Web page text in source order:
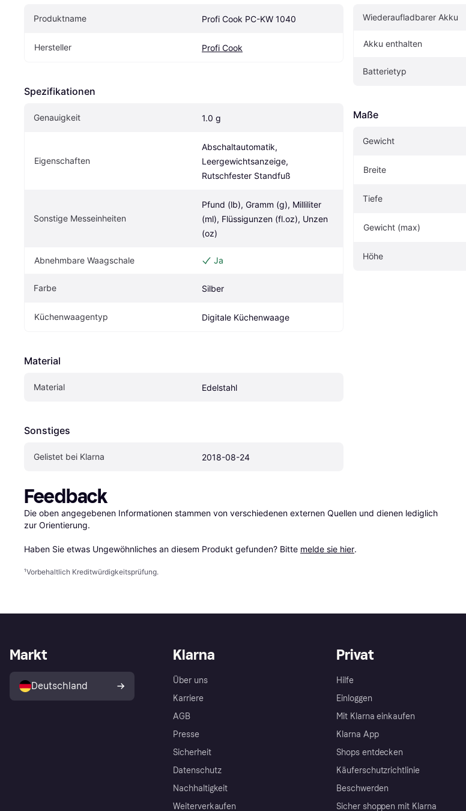
Produktname Profi Cook PC-KW 1040
Hersteller Profi Cook
Spezifikationen
Genauigkeit 1.0 g
Eigenschaften
Abschaltautomatik,
Leergewichtsanzeige,
Rutschfester Standfuß
Sonstige Messeinheiten
Pfund (lb), Gramm (g), Milliliter
(ml), Flüssigunzen (fl.oz), Unzen
(oz)
Abnehmbare Waagschale Ja
Farbe Silber
Küchenwaagentyp Digitale Küchenwaage
Material
Material Edelstahl
Sonstiges
Gelistet bei Klarna 2018-08-24
Wiederaufladbarer Akku
Akku enthalten
Batterietyp
Maße
Gewicht
Breite
Tiefe
Gewicht (max)
Höhe
Feedback
Die oben angegebenen Informationen stammen von verschiedenen externen Quellen und dienen lediglich
zur Orientierung.
Haben Sie etwas Ungewöhnliches an diesem Produkt gefunden? Bitte melde sie hier.
¹Vorbehaltlich Kreditwürdigkeitsprüfung.
Klarna
Über uns
Karriere
AGB
Presse
Sicherheit
Datenschutz
Nachhaltigkeit
Weiterverkaufen
Privat
Hilfe
Einloggen
Mit Klarna einkaufen
Klarna App
Shops entdecken
Käuferschutzrichtlinie
Beschwerden
Sicher shoppen mit Klarna
Markt
Deutschland